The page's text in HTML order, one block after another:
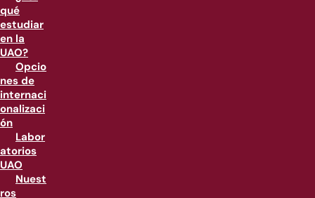
qué
estudiar
en la
UAO?
Opcio
nes de
internaci
onalizaci
ón
Labor
atorios
UAO
Nuest
ros